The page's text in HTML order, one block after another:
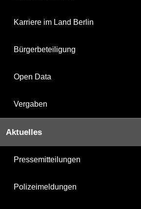
Karriere im Land Berlin
Bürgerbeteiligung
Open Data
Vergaben
Aktuelles
Pressemitteilungen
Polizeimeldungen